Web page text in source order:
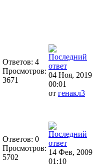
Ответов: 4
Просмотров:
3671
04 Ноя, 2019
00:01
от генакл3
Ответов: 0
Просмотров:
5702
14 Фев, 2009
01:10